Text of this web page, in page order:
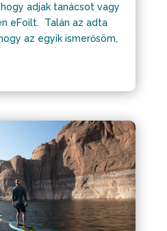
adjak tanácsot vagy
eFoilt. Talán az adta
az egyik ismerősöm,